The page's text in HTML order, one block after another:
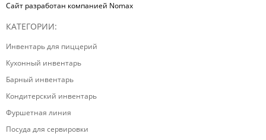
Сайт разработан компанией Nomax
КАТЕГОРИИ:
Инвентарь для пиццерий
Кухонный инвентарь
Барный инвентарь
Кондитерский инвентарь
Фуршетная линия
Посуда для сервировки